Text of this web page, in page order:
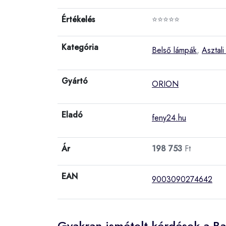
Értékelés ⭐⭐⭐⭐⭐
Kategória Belső lámpák,
Gyártó ORION
Eladó feny24.hu
Ár 198 753 Ft
EAN 9003090274642